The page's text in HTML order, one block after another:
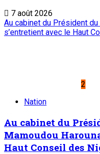
7 août 2026
Au cabinet du Président du
s’entretient avec le Haut
2
Nation
Au cabinet du
Mamoudou
Haut Conseil des